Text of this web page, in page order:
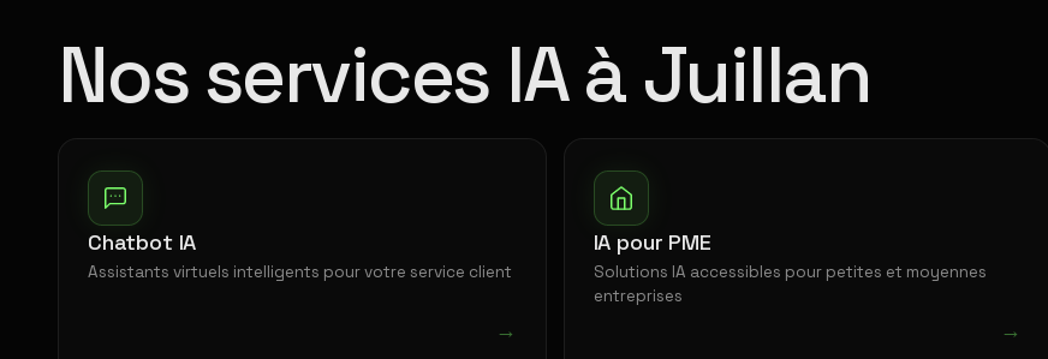
Nos services IA à Juillan
Chatbot IA
Assistants virtuels intelligents pour votre service client
→
IA pour PME
Solutions IA accessibles pour petites et moyennes
entreprises
→